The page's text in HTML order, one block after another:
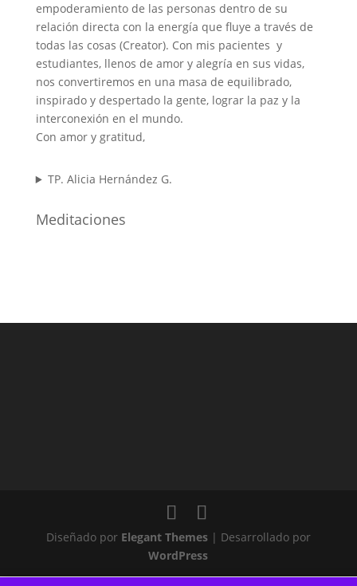
empoderamiento de las personas dentro de su
relación directa con la energía que fluye a través de
todas las cosas (Creator). Con mis pacientes y
estudiantes, llenos de amor y alegría en sus vidas,
nos convertiremos en una masa de equilibrado,
inspirado y despertado la gente, lograr la paz y la
interconexión en el mundo.
Con amor y gratitud,
TP. Alicia Hernández G.
Meditaciones
Diseñado por Elegant Themes| Desarrollado por
WordPress